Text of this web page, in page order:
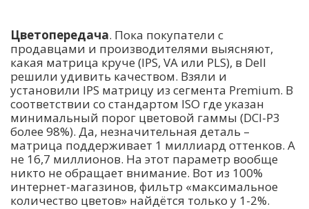
Цветопередача. Пока покупатели с
продавцами и производителями выясняют,
какая матрица круче (IPS, VA или PLS), в Dell
решили удивить качеством. Взяли и
установили IPS матрицу из сегмента Premium. В
соответствии со стандартом ISO где указан
минимальный порог цветовой гаммы (DCI-P3
более 98%). Да, незначительная деталь –
матрица поддерживает 1 миллиард оттенков. А
не 16,7 миллионов. На этот параметр вообще
никто не обращает внимание. Вот из 100%
интернет-магазинов, фильтр «максимальное
количество цветов» найдётся только у 1-2%.